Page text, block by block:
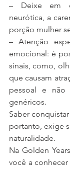
– Deixe em
neurótica, a
porção mulher
– Atenção
emocional: é
sinais, como,
que causam
pessoal e não
genéricos.
Saber
portanto, exige
naturalidade.
Na Golden
você a